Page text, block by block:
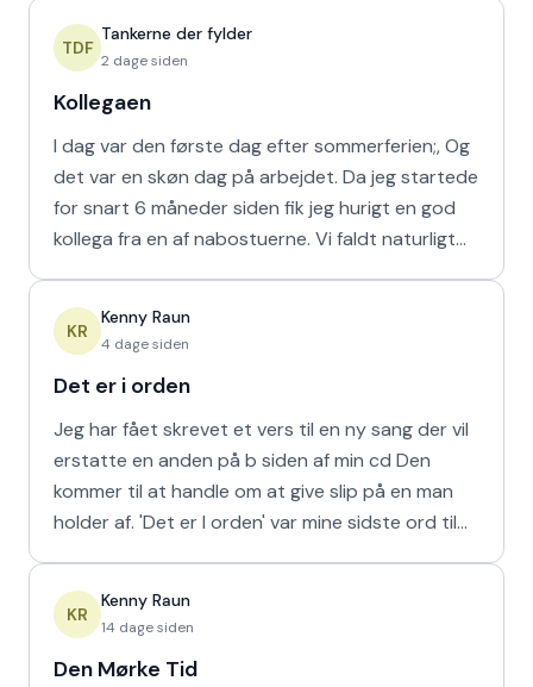
TDF
Tankerne der fylder
2 dage siden
Kollegaen
I dag var den første dag efter sommerferien;, Og
det var en skøn dag på arbejdet. Da jeg startede
for snart 6 måneder siden fik jeg hurigt en god
kollega fra en af nabostuerne. Vi faldt naturligt
KR
Kenny Raun
4 dage siden
Det er i orden
Jeg har fået skrevet et vers til en ny sang der vil
erstatte en anden på b siden af min cd Den
kommer til at handle om at give slip på en man
holder af. 'Det er I orden' var mine sidste ord til
KR
Kenny Raun
14 dage siden
Den Mørke Tid